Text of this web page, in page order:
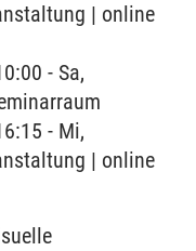
| online
- Sa,
- Mi,
| online